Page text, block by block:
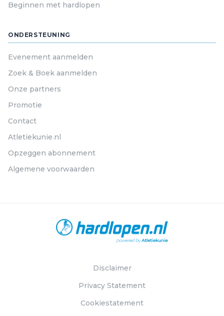
Beginnen met hardlopen
ONDERSTEUNING
Evenement aanmelden
Zoek & Boek aanmelden
Onze partners
Promotie
Contact
Atletiekunie.nl
Opzeggen abonnement
Algemene voorwaarden
Disclaimer
Privacy Statement
Cookiestatement